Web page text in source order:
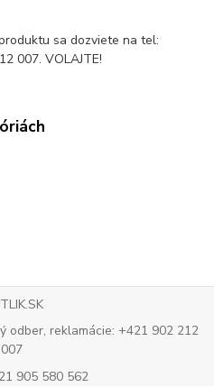
sa dozviete na tel:
007. VOLAJTE!
odber, reklamácie: +421 902 212
007
905 580 562